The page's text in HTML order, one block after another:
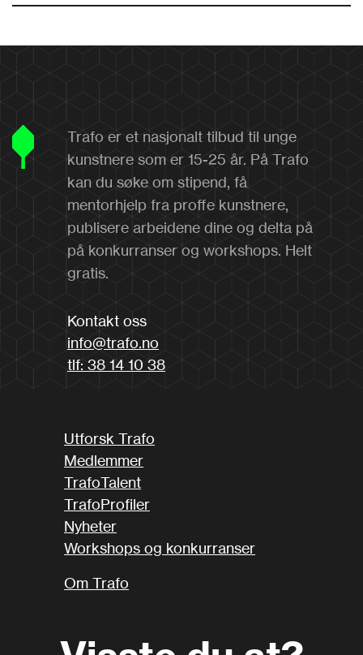
Trafo er et nasjonalt tilbud til unge
kunstnere som er 15-25 år. På Trafo
kan du søke om stipend, få
mentorhjelp fra proffe kunstnere,
publisere arbeidene dine og delta på
på konkurranser og workshops. Helt
gratis.
Kontakt oss
info@trafo.no
tlf: 38 14 10 38
Utforsk Trafo
Medlemmer
TrafoTalent
TrafoProfiler
Nyheter
Workshops og konkurranser
Om Trafo